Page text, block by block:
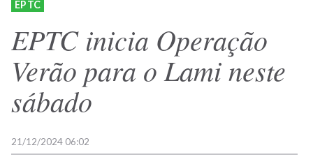
EPTC
EPTC inicia Operação
Verão para o Lami neste
sábado
21/12/2024 06:02